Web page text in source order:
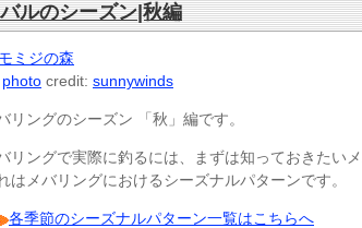
ルのシーズン|秋編
photo credit: sunnywinds
リングのシーズン 「秋」編です。
リングで実際に釣るには、まずは知っておきたい
はメバリングにおけるシーズナルパターンです。
各季節のシーズナルパターン一覧はこちらへ